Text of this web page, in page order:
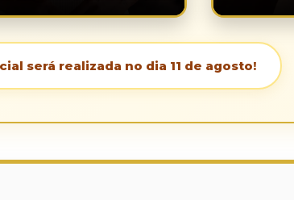
será realizada no dia 11 de agosto!